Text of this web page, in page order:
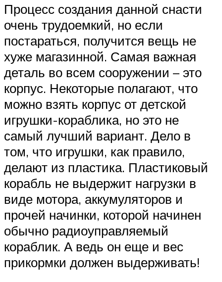
Процесс создания данной снасти
очень трудоемкий, но если
постараться, получится вещь не
хуже магазинной. Самая важная
деталь во всем сооружении – это
корпус. Некоторые полагают, что
можно взять корпус от детской
игрушки-кораблика, но это не
самый лучший вариант. Дело в
том, что игрушки, как правило,
делают из пластика. Пластиковый
корабль не выдержит нагрузки в
виде мотора, аккумуляторов и
прочей начинки, которой начинен
обычно радиоуправляемый
кораблик. А ведь он еще и вес
прикормки должен выдерживать!